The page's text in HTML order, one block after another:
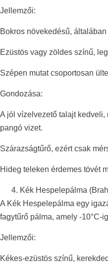
Jellemzői:
Bokros növekedésű,
Ezüstös vagy zöldes színű,
Szépen mutat csoportosan
Gondozása:
A jól vízelvezető talajt kedveli,
pangó vizet.
Szárazságtűrő, ezért csak
Hideg teleken érdemes tövét
Kék Hespelepálma
A Kék Hespelepálma egy
fagytűrő pálma, amely -10°C-
Jellemzői:
Kékes-ezüstös színű,